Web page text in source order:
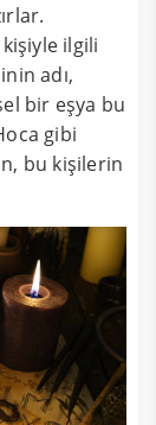
ilgili
adı,
bir eşya bu
gibi
bu kişilerin